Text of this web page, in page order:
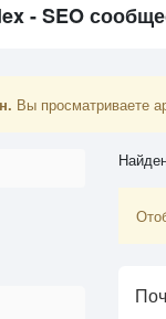
- SEO
Вы просматриваете